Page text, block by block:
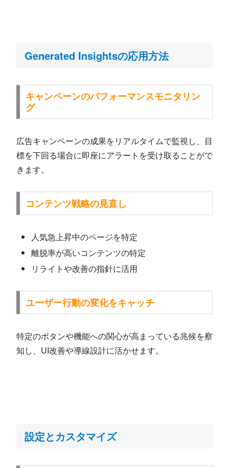
Generated Insightsの応用方法
キャンペーンのパフォーマンスモニタリン
グ
広告キャンペーンの成果をリアルタイムで監視し、目
標を下回る場合に即座にアラートを受け取ることがで
きます。
コンテンツ戦略の見直し
人気急上昇中のページを特定
離脱率が高いコンテンツの特定
リライトや改善の指針に活用
ユーザー行動の変化をキャッチ
特定のボタンや機能への関心が高まっている兆候を察
知し、UI改善や導線設計に活かせます。
設定とカスタマイズ